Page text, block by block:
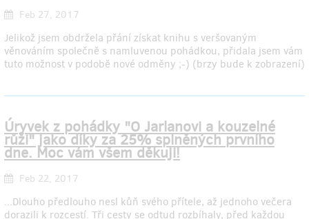
Feb 27, 2017
Jelikož jsem obdržela přání získat knihu s veršovaným
věnováním společně s namluvenou pohádkou, přidala jsem vám
tuto možnost v podobě nové odměny ;-) (brzy bude k zobrazení)
Úryvek z pohádky "O Jarlanovi a kouzelné
růži" jako díky za 25% splněných prvního
dne. Moc vám všem děkuji!
Feb 22, 2017
...Dlouho předlouho nesl kůň svého přítele, až jednoho večera
dorazili k rozcestí. Tři cesty se odtud rozbíhaly, před každou